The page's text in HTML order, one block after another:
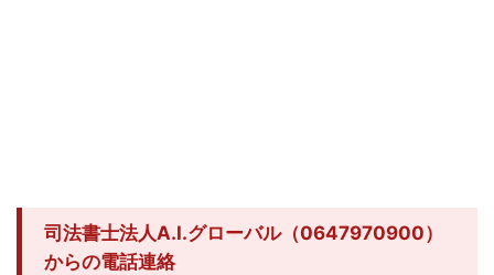
司法書士法人A.I.グローバル（0647970900）
からの電話連絡